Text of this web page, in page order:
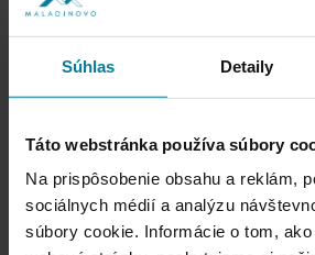
Súhlas Detaily
Táto webstránka používa súbory
Na prispôsobenie obsahu a reklám,
sociálnych médií a analýzu
súbory cookie. Informácie o tom,
Paddleboard Centrum 🏄
EN
Recepcia
+421 914 160 160
Reštaurácia